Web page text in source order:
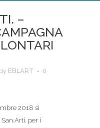
–
by EBLART
0
2018 si
per i